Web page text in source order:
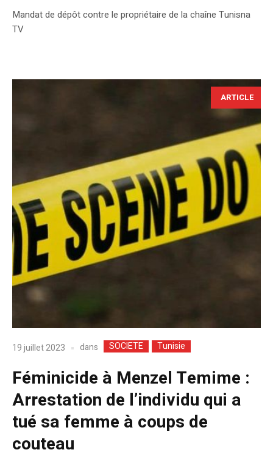
Mandat de dépôt contre le propriétaire de la chaîne Tunisna
TV
ARTICLE
19 juillet 2023 dans SOCIETE Tunisie
Féminicide à Menzel Temime :
Arrestation de l’individu qui a
tué sa femme à coups de
couteau